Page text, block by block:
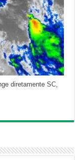
diretamente SC,